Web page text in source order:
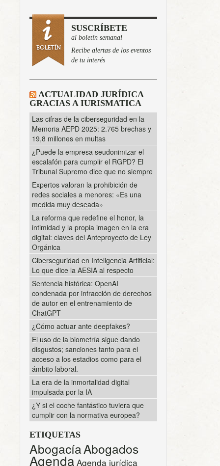
SUSCRÍBETE
al boletín semanal
Recibe alertas de los eventos
de tu interés
ACTUALIDAD JURÍDICA
GRACIAS A IURISMATICA
Las cifras de la ciberseguridad en la
Memoria AEPD 2025: 2.765 brechas y
19,8 millones en multas
¿Puede la empresa seudonimizar el
escalafón para cumplir el RGPD? El
Tribunal Supremo dice que no siempre
Expertos valoran la prohibición de
redes sociales a menores: «Es una
medida muy deseada»
La reforma que redefine el honor, la
intimidad y la propia imagen en la era
digital: claves del Anteproyecto de Ley
Orgánica
Ciberseguridad en Inteligencia Artificial:
Lo que dice la AESIA al respecto
Sentencia histórica: OpenAI
condenada por infracción de derechos
de autor en el entrenamiento de
ChatGPT
¿Cómo actuar ante deepfakes?
El uso de la biometría sigue dando
disgustos; sanciones tanto para el
acceso a los estadios como para el
ámbito laboral.
La era de la inmortalidad digital
impulsada por la IA
¿Y si el coche fantástico tuviera que
cumplir con la normativa europea?
ETIQUETAS
AbogacíaAbogados
Agenda Agenda jurídica